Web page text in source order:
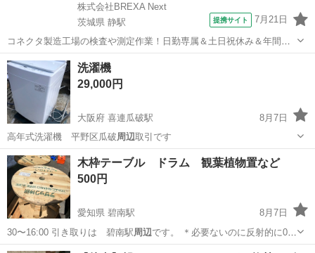
株式会社BREXA Next
茨城県 静駅
提携サイト 7月21日
コネクタ製造工場の検査や測定作業！日勤専属＆土日祝休み＆年間休
日128日★クリーンルーム内作業★マイカー通勤OK＆無料駐車場あり
★就業先食堂利用可！日払い制度あり！《茨城県常陸大宮市》 人気の
工場のお仕事 ◇コネクタ製造工...
茨城 常陸大宮市
洗濯機
29,000円
大阪府 喜連瓜破駅
8月7日
高年式洗濯機 平野区瓜破周辺取引です
大阪 大阪市 喜連瓜破駅 生活家電
木枠テーブル ドラム 観葉植物置など
500円
愛知県 碧南駅
8月7日
30〜16:00 引き取りは 碧南駅周辺 です。 ＊必要ないのに反射的に0円
商…